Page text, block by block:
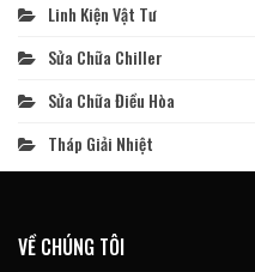
Linh Kiện Vật Tư
Sửa Chữa Chiller
Sửa Chữa Điều Hòa
Tháp Giải Nhiệt
VỀ CHÚNG TÔI